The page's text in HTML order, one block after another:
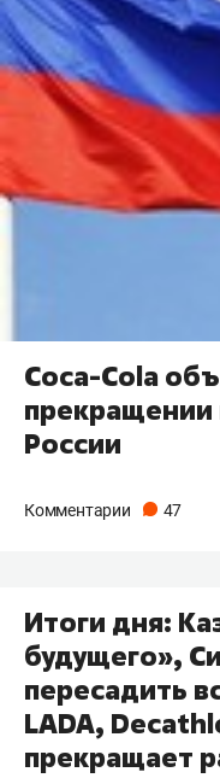
Coca-Cola
прекращении
России
Комментарии 47
Итоги дня:
будущего»,
пересадить
LADA,
прекращает​